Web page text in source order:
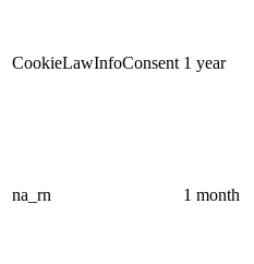
CookieLawInfoConsent 1 year
na_rn 1 month